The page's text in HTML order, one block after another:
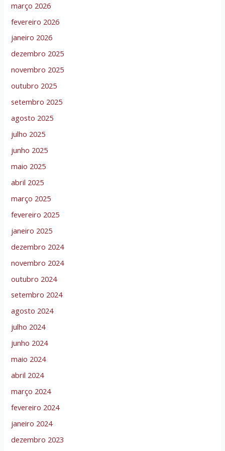
março 2026
fevereiro 2026
janeiro 2026
dezembro 2025
novembro 2025
outubro 2025
setembro 2025
agosto 2025
julho 2025
junho 2025
maio 2025
abril 2025
março 2025
fevereiro 2025
janeiro 2025
dezembro 2024
novembro 2024
outubro 2024
setembro 2024
agosto 2024
julho 2024
junho 2024
maio 2024
abril 2024
março 2024
fevereiro 2024
janeiro 2024
dezembro 2023